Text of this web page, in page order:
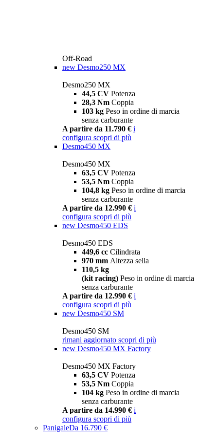
Off-Road
new Desmo250 MX
Desmo250 MX
44,5 CV Potenza
28,3 Nm Coppia
103 kg Peso in ordine di marcia
senza carburante
A partire da 11.790 € i
configura scopri di più
Desmo450 MX
Desmo450 MX
63,5 CV Potenza
53,5 Nm Coppia
104,8 kg Peso in ordine di marcia
senza carburante
A partire da 12.990 € i
configura scopri di più
new Desmo450 EDS
Desmo450 EDS
449,6 cc Cilindrata
970 mm Altezza sella
110,5 kg
(kit racing) Peso in ordine di marcia
senza carburante
A partire da 12.990 € i
configura scopri di più
new Desmo450 SM
Desmo450 SM
rimani aggiornato scopri di più
new Desmo450 MX Factory
Desmo450 MX Factory
63,5 CV Potenza
53,5 Nm Coppia
104 kg Peso in ordine di marcia
senza carburante
A partire da 14.990 € i
configura scopri di più
PanigaleDa 16.790 €